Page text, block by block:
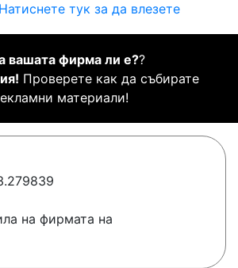
Натиснете тук за да влезете
вашата фирма ли е??
Проверете как да събирате
материали!
на фирмата на